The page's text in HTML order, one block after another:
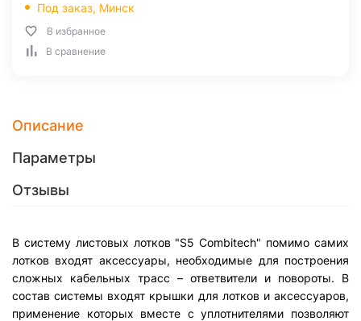
Под заказ, Минск
В избранное
В сравнение
Описание
Параметры
Отзывы
В систему листовых лотков "S5 Combitech" помимо самих
лотков входят аксессуары, необходимые для построения
сложных кабельных трасс – ответвители и повороты. В
состав системы входят крышки для лотков и аксессуаров,
применение которых вместе с уплотнителями позволяют